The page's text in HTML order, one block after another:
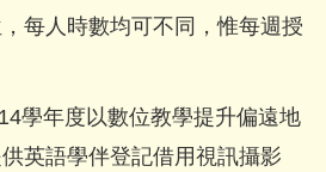
每人時數均可不同，惟每週授
學年度以數位教學提升偏遠地
英語學伴登記借用視訊攝影